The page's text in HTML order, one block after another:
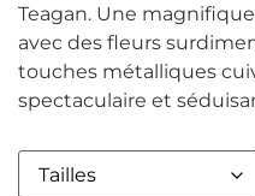
Teagan. Une
avec des fleurs
touches métalliques
spectaculaire et